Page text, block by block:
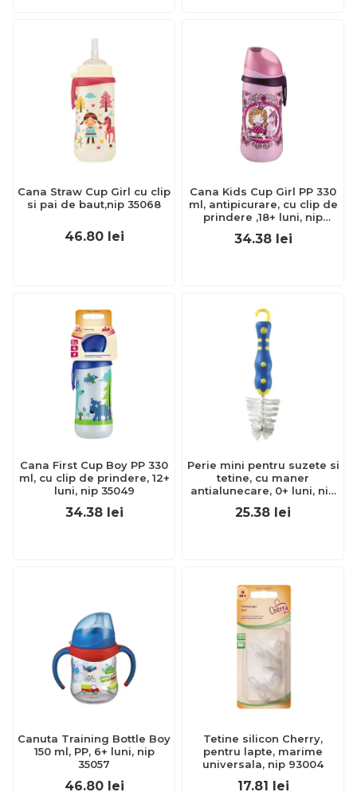
Cana Straw Cup Girl cu clip
si pai de baut,nip 35068
46.80 lei
Cana Kids Cup Girl PP 330
ml, antipicurare, cu clip de
prindere ,18+ luni, nip
34.38 lei
Cana First Cup Boy PP 330
ml, cu clip de prindere, 12+
luni, nip 35049
34.38 lei
Perie mini pentru suzete si
tetine, cu maner
antialunecare, 0+ luni, nip
25.38 lei
Canuta Training Bottle Boy
150 ml, PP, 6+ luni, nip
35057
46.80 lei
Tetine silicon Cherry,
pentru lapte, marime
universala, nip 93004
17.81 lei